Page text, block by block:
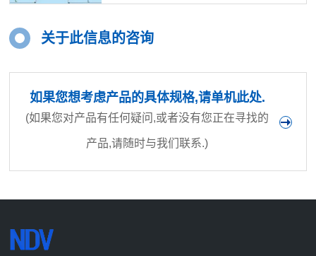
关于此信息的咨询
如果您想考虑产品的具体规格,请单机此处.
(如果您对产品有任何疑问,或者没有您正在寻找的
产品,请随时与我们联系.)